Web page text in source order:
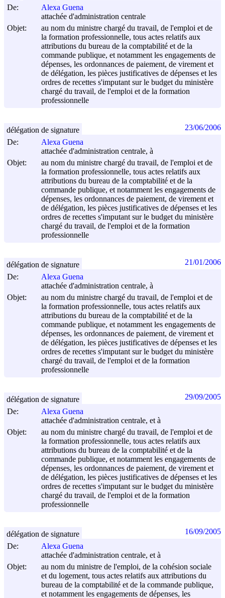
De:
Alexa Guena
attachée d'administration centrale
Objet:
au nom du ministre chargé du travail, de l'emploi et de
la formation professionnelle, tous actes relatifs aux
attributions du bureau de la comptabilité et de la
commande publique, et notamment les engagements de
dépenses, les ordonnances de paiement, de virement et
de délégation, les pièces justificatives de dépenses et les
ordres de recettes s'imputant sur le budget du ministère
chargé du travail, de l'emploi et de la formation
professionnelle
De:
Alexa Guena
attachée d'administration centrale, à
Objet:
au nom du ministre chargé du travail, de l'emploi et de
la formation professionnelle, tous actes relatifs aux
attributions du bureau de la comptabilité et de la
commande publique, et notamment les engagements de
dépenses, les ordonnances de paiement, de virement et
de délégation, les pièces justificatives de dépenses et les
ordres de recettes s'imputant sur le budget du ministère
chargé du travail, de l'emploi et de la formation
professionnelle
délégation de signature 23/06/2006
De:
Alexa Guena
attachée d'administration centrale, à
Objet:
au nom du ministre chargé du travail, de l'emploi et de
la formation professionnelle, tous actes relatifs aux
attributions du bureau de la comptabilité et de la
commande publique, et notamment les engagements de
dépenses, les ordonnances de paiement, de virement et
de délégation, les pièces justificatives de dépenses et les
ordres de recettes s'imputant sur le budget du ministère
chargé du travail, de l'emploi et de la formation
professionnelle
délégation de signature 21/01/2006
De:
Alexa Guena
attachée d'administration centrale, et à
Objet:
au nom du ministre chargé du travail, de l'emploi et de
la formation professionnelle, tous actes relatifs aux
attributions du bureau de la comptabilité et de la
commande publique, et notamment les engagements de
dépenses, les ordonnances de paiement, de virement et
de délégation, les pièces justificatives de dépenses et les
ordres de recettes s'imputant sur le budget du ministère
chargé du travail, de l'emploi et de la formation
professionnelle
délégation de signature 29/09/2005
De:
Alexa Guena
attachée d'administration centrale, et à
Objet:
au nom du ministre de l'emploi, de la cohésion sociale
et du logement, tous actes relatifs aux attributions du
bureau de la comptabilité et de la commande publique,
et notamment les engagements de dépenses, les
délégation de signature 16/09/2005